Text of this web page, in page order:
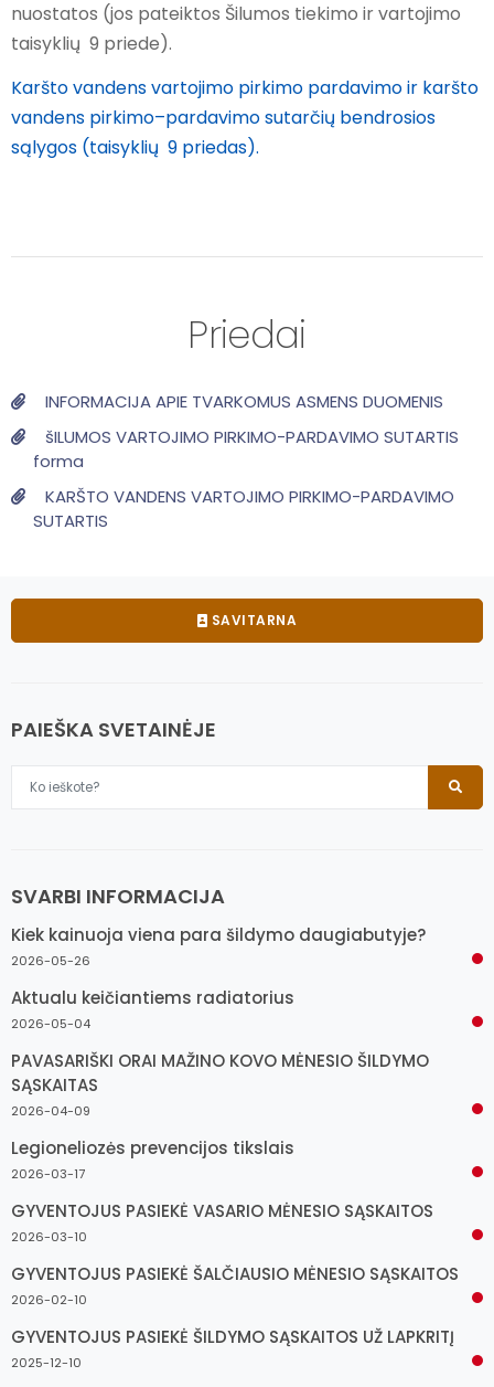
nuostatos (jos pateiktos Šilumos tiekimo ir vartojimo
taisyklių 9 priede).
Karšto vandens vartojimo pirkimo pardavimo ir karšto
vandens pirkimo–pardavimo sutarčių bendrosios
sąlygos (taisyklių 9 priedas).
Priedai
INFORMACIJA APIE TVARKOMUS ASMENS DUOMENIS
šILUMOS VARTOJIMO PIRKIMO-PARDAVIMO SUTARTIS
forma
KARŠTO VANDENS VARTOJIMO PIRKIMO-PARDAVIMO
SUTARTIS
SAVITARNA
PAIEŠKA SVETAINĖJE
SVARBI INFORMACIJA
Kiek kainuoja viena para šildymo daugiabutyje?
2026-05-26
Aktualu keičiantiems radiatorius
2026-05-04
PAVASARIŠKI ORAI MAŽINO KOVO MĖNESIO ŠILDYMO
SĄSKAITAS
2026-04-09
Legioneliozės prevencijos tikslais
2026-03-17
GYVENTOJUS PASIEKĖ VASARIO MĖNESIO SĄSKAITOS
2026-03-10
GYVENTOJUS PASIEKĖ ŠALČIAUSIO MĖNESIO SĄSKAITOS
2026-02-10
GYVENTOJUS PASIEKĖ ŠILDYMO SĄSKAITOS UŽ LAPKRITĮ
2025-12-10